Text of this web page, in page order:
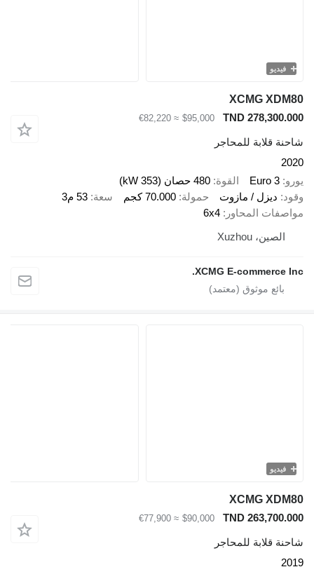
XCMG
TND
$95,000
≈ €82,220
للمحاجر
Euro 3 القوة
480 حصان (353 kW)
ديزل / مازوت
حمولة 70.000 كجم سعة
53 م3
المحاور
6x4
XCMG E-
XCMG
TND
$90,000
≈ €77,900
للمحاجر